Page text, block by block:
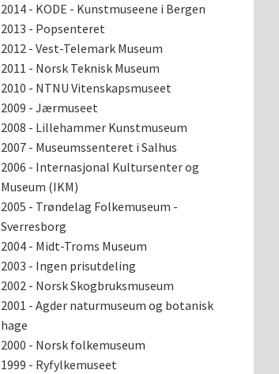
2014 - KODE - Kunstmuseene i Bergen
2013 - Popsenteret
2012 - Vest-Telemark Museum
2011 - Norsk Teknisk Museum
2010 - NTNU Vitenskapsmuseet
2009 - Jærmuseet
2008 - Lillehammer Kunstmuseum
2007 - Museumssenteret i Salhus
2006 - Internasjonal Kultursenter og
Museum (IKM)
2005 - Trøndelag Folkemuseum -
Sverresborg
2004 - Midt-Troms Museum
2003 - Ingen prisutdeling
2002 - Norsk Skogbruksmuseum
2001 - Agder naturmuseum og botanisk
hage
2000 - Norsk folkemuseum
1999 - Ryfylkemuseet